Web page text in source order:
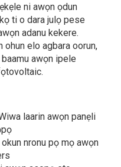
ni awọn ọdun
ti o dara julọ pese
adanu kekere.
elo agbara oorun,
awọn ipele
laarin awọn panẹli
nronu pọ mọ awọn